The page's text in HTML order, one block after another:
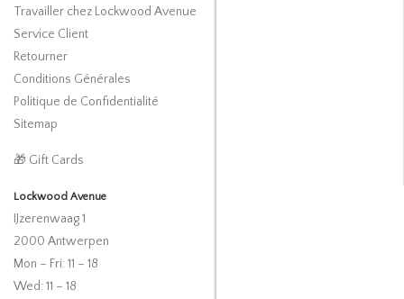
Travailler chez Lockwood Avenue
Service Client
Retourner
Conditions Générales
Politique de Confidentialité
Sitemap
🎁 Gift Cards
Lockwood Avenue
IJzerenwaag 1
2000 Antwerpen
Mon – Fri: 11 – 18
Wed: 11 – 18